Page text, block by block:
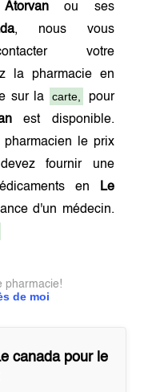
ou ses
, nous vous
votre
la pharmacie en
sur la
carte,
pour
est disponible.
le prix
fournir une
en
Le
d'un médecin.
de moi
pharmacie!
canadapour le